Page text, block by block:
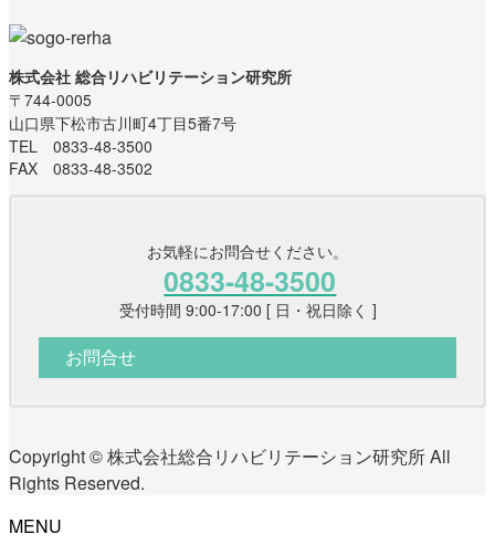
株式会社 総合リハビリテーション研究所
〒744-0005
山口県下松市古川町4丁目5番7号
TEL 0833-48-3500
FAX 0833-48-3502
お気軽にお問合せください。
0833-48-3500
受付時間 9:00-17:00 [ 日・祝日除く ]
お問合せ
Copyright © 株式会社総合リハビリテーション研究所 All
Rights Reserved.
MENU